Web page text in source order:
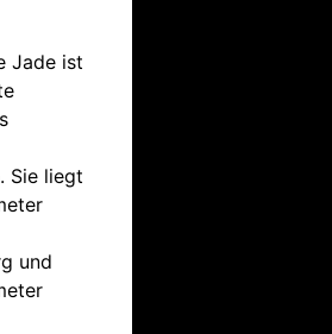
Jade ist
Sie liegt
und